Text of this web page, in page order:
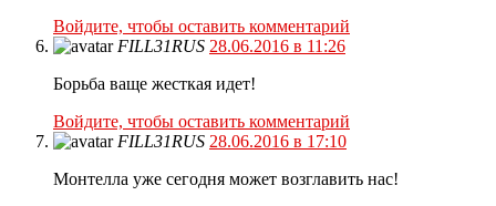
Войдите, чтобы оставить комментарий
FILL31RUS 28.06.2016 в 11:26
Борьба ваще жесткая идет!
Войдите, чтобы оставить комментарий
FILL31RUS 28.06.2016 в 17:10
Монтелла уже сегодня может возглавить нас!